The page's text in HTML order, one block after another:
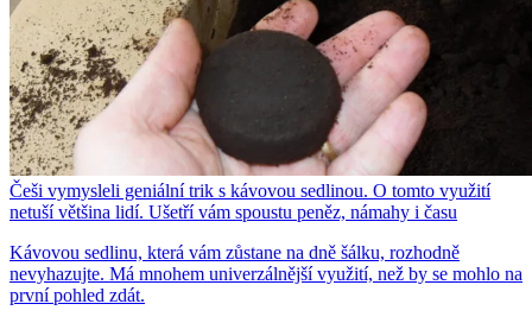
Češi vymysleli geniální trik s kávovou sedlinou. O tomto využití
netuší většina lidí. Ušetří vám spoustu peněz, námahy i času
Kávovou sedlinu, která vám zůstane na dně šálku, rozhodně
nevyhazujte. Má mnohem univerzálnější využití, než by se mohlo na
první pohled zdát.